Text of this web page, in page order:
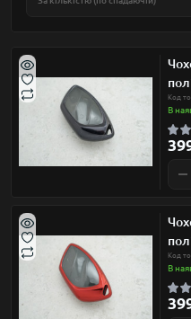
Код
В
Код
В